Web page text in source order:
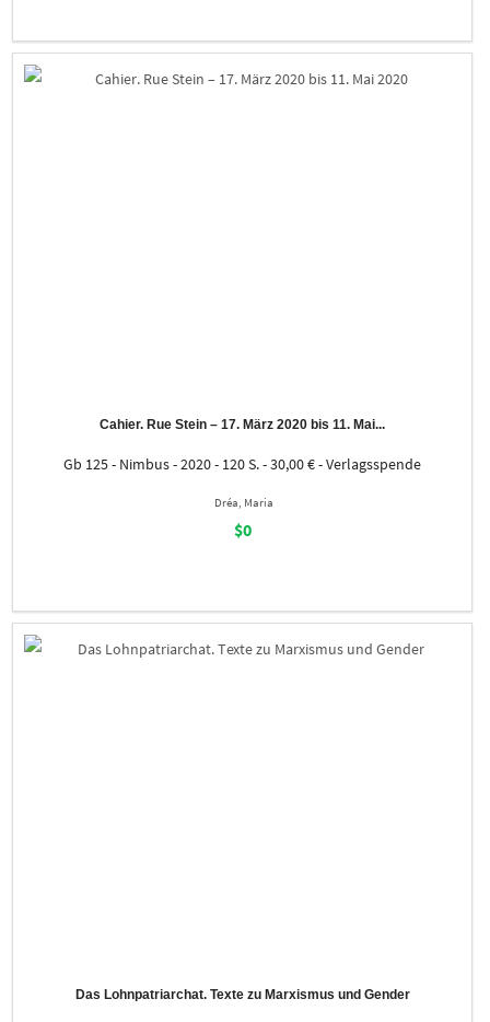
Cahier. Rue Stein – 17. März 2020 bis 11. Mai...
Gb 125 - Nimbus - 2020 - 120 S. - 30,00 € - Verlagsspende
Dréa, Maria
$0
Das Lohnpatriarchat. Texte zu Marxismus und Gender